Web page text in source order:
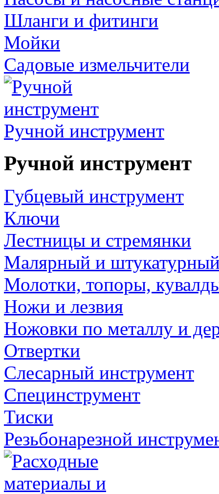
Шланги и фитинги
Мойки
Садовые измельчители
Ручной инструмент
Ручной инструмент
Губцевый инструмент
Ключи
Лестницы и стремянки
Малярный и
Молотки, топоры,
Ножи и лезвия
Ножовки по металлу и
Отвертки
Слесарный инструмент
Специнструмент
Тиски
Резьбонарезной